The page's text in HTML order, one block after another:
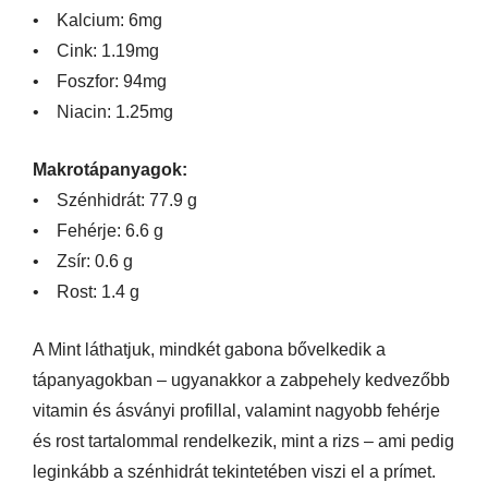
• Kalcium: 6mg
• Cink: 1.19mg
• Foszfor: 94mg
• Niacin: 1.25mg
Makrotápanyagok:
• Szénhidrát: 77.9 g
• Fehérje: 6.6 g
• Zsír: 0.6 g
• Rost: 1.4 g
A Mint láthatjuk, mindkét gabona bővelkedik a
tápanyagokban – ugyanakkor a zabpehely kedvezőbb
vitamin és ásványi profillal, valamint nagyobb fehérje
és rost tartalommal rendelkezik, mint a rizs – ami pedig
leginkább a szénhidrát tekintetében viszi el a prímet.